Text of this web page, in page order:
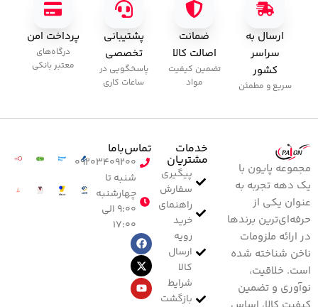
ارسال به
سراسر
کشور
سریع و مطمئن
ضمانت
اصالت کالا
تضمین کیفیت
مواد
پشتیبانی
تخصصی
پاسخگویی در
ساعات کاری
پرداخت امن
درگاه‌های
معتبر بانکی
مجموعه پایون با
یک دهه تجربه به
عنوان یکی از
حرفه‌ای‌ترین برندها
در ارائه ملزومات
ناخن شناخته شده
است. خلاقیت،
نوآوری و تضمین
خدمات
مشتریان
پیگیری
سفارش
راهنمای
خرید
رویه
ارسال
کالا
شرایط
بازگشت
تماس‌با‌ما
۰۹۲۰۳۴۰۹۲۰۰
شنبه تا
چهارشنبه
۹:۰۰ الی
۱۷:۰۰